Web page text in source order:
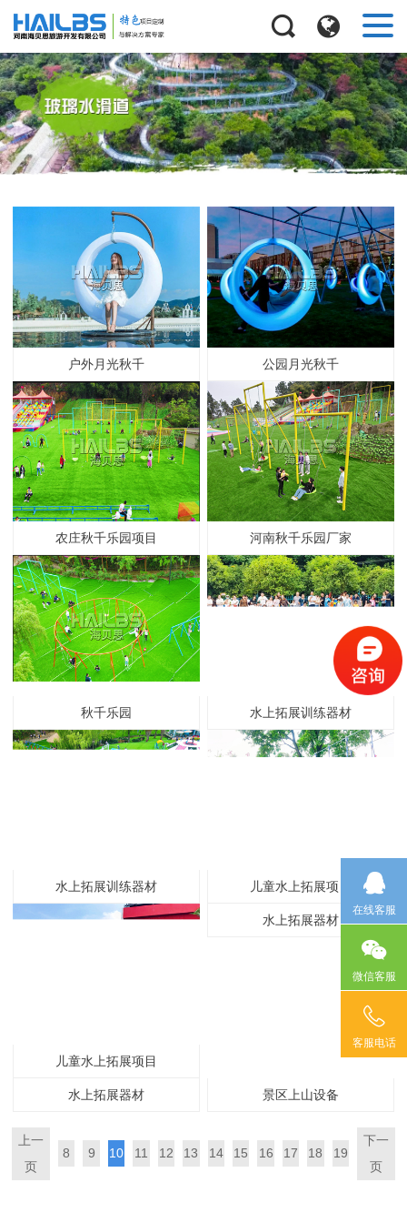
户外月光秋千 公园月光秋千
农庄秋千乐园项目 河南秋千乐园厂家
秋千乐园 水上拓展训练器材
水上拓展训练器材 儿童水上拓展项目
儿童水上拓展项目
水上拓展器材
水上拓展器材 景区上山设备
上一
页
8 9 10 11 12 13 14 15 16 17 18 19
下一
页
在线客服
微信客服
客服电话